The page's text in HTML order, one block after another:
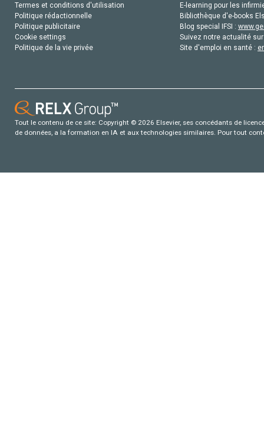
Termes et conditions d'utilisation
Politique rédactionnelle
Politique publicitaire
Cookie settings
Politique de la vie privée
E-learning pour les
Bibliothèque d'e-books
Blog special IFSI :
Suivez notre actualité
Site d'emploi en santé :
Tout le contenu de ce site: Copyright © 2026 Elsevier, ses concédants de
de données, a la formation en IA et aux technologies similaires. Pour tout